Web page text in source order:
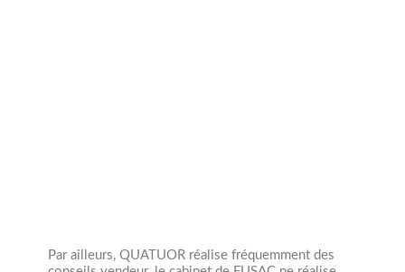
Par ailleurs, QUATUOR réalise fréquemment des